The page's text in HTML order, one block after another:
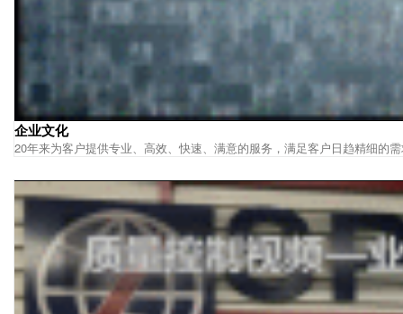
企业文化
20年来为客户提供专业、高效、快速、满意的服务，满足客户日趋精细的